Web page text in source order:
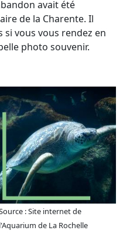
avait été
de la Charente. Il
vous vous rendez en
photo souvenir.
: Site internet de
l'Aquarium de La Rochelle